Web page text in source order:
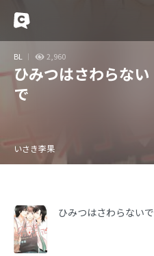
BL 2,960
ひみつはさわらない
で
いさき李果
ひみつはさわらないで